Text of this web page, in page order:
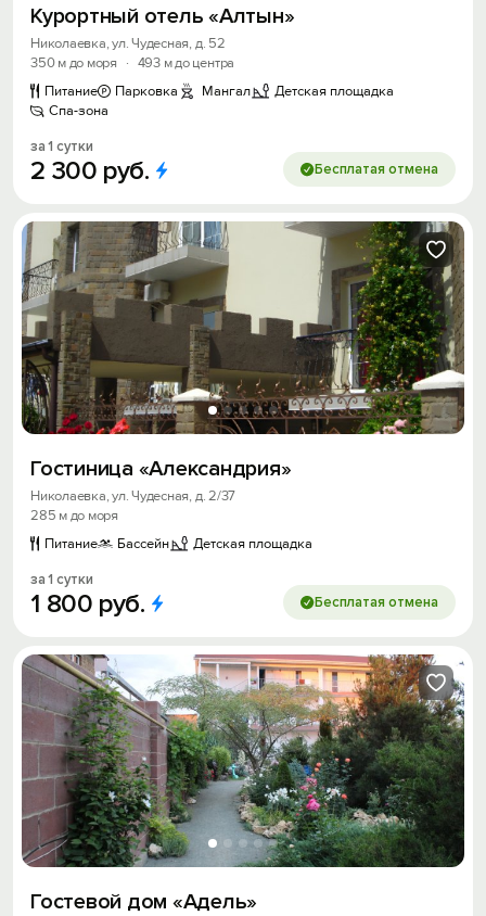
Курортный отель «Алтын»
Николаевка, ул. Чудесная, д. 52
350 м до моря
· 493 м до центра
Питание
Парковка Мангал
Детская площадка
Спа-зона
за 1 сутки
2 300 руб. Бесплатая отмена
Гостиница «Александрия»
Николаевка, ул. Чудесная, д. 2/37
285 м до моря
Питание
Бассейн Детская площадка
за 1 сутки
1 800 руб. Бесплатая отмена
Гостевой дом «Адель»